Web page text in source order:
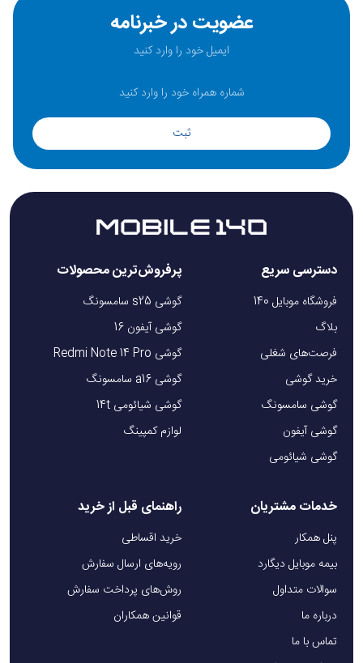
عضویت در خبرنامه
ثبت
دسترسی سریع
فروشگاه موبایل 140
بلاگ
فرصت‌های شغلی
خرید گوشی
گوشی سامسونگ
گوشی آیفون
گوشی شیائومی
پرفروش‌ترین محصولات
گوشی s25 سامسونگ
گوشی آیفون 16
گوشی Redmi Note 14 Pro
گوشی a16 سامسونگ
گوشی شیائومی 14t
لوازم کمپینگ
خدمات مشتریان
پنل همکار
بیمه موبایل دیگارد
سوالات متداول
درباره ما
تماس با ما
راهنمای قبل از خرید
خرید اقساطی
رویه‌های ارسال سفارش
روش‌های پرداخت سفارش
قوانین همکاران